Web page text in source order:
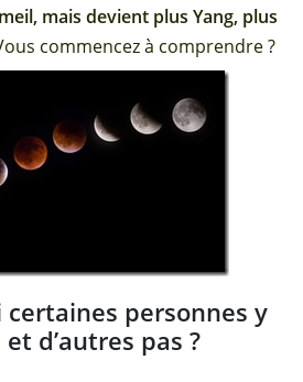
mais devient plus Yang, plus
commencez à comprendre ?
personnes y
d’autres pas ?